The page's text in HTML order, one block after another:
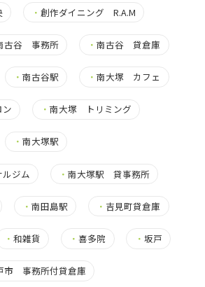
・創作ダイニング R.A.M
古谷 事務所 ・南古谷 貸倉庫
・南古谷駅 ・南大塚 カフェ
・南大塚 トリミング
・南大塚駅
ジム ・南大塚駅 貸事務所
・南田島駅 ・ 吉見町貸倉庫
・和雑貨 ・喜多院 ・ 坂戸
市 事務所付貸倉庫